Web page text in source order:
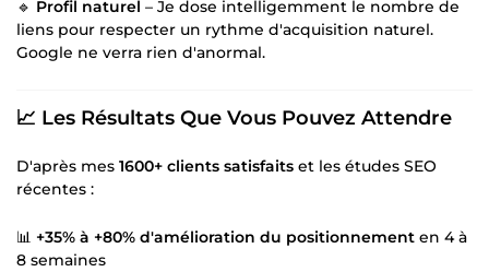
🔹 Profil naturel – Je dose intelligemment le nombre de
liens pour respecter un rythme d'acquisition naturel.
Google ne verra rien d'anormal.
📈 Les Résultats Que Vous Pouvez Attendre
D'après mes 1600+ clients satisfaits et les études SEO
récentes :
📊 +35% à +80% d'amélioration du positionnement en 4 à
8 semaines